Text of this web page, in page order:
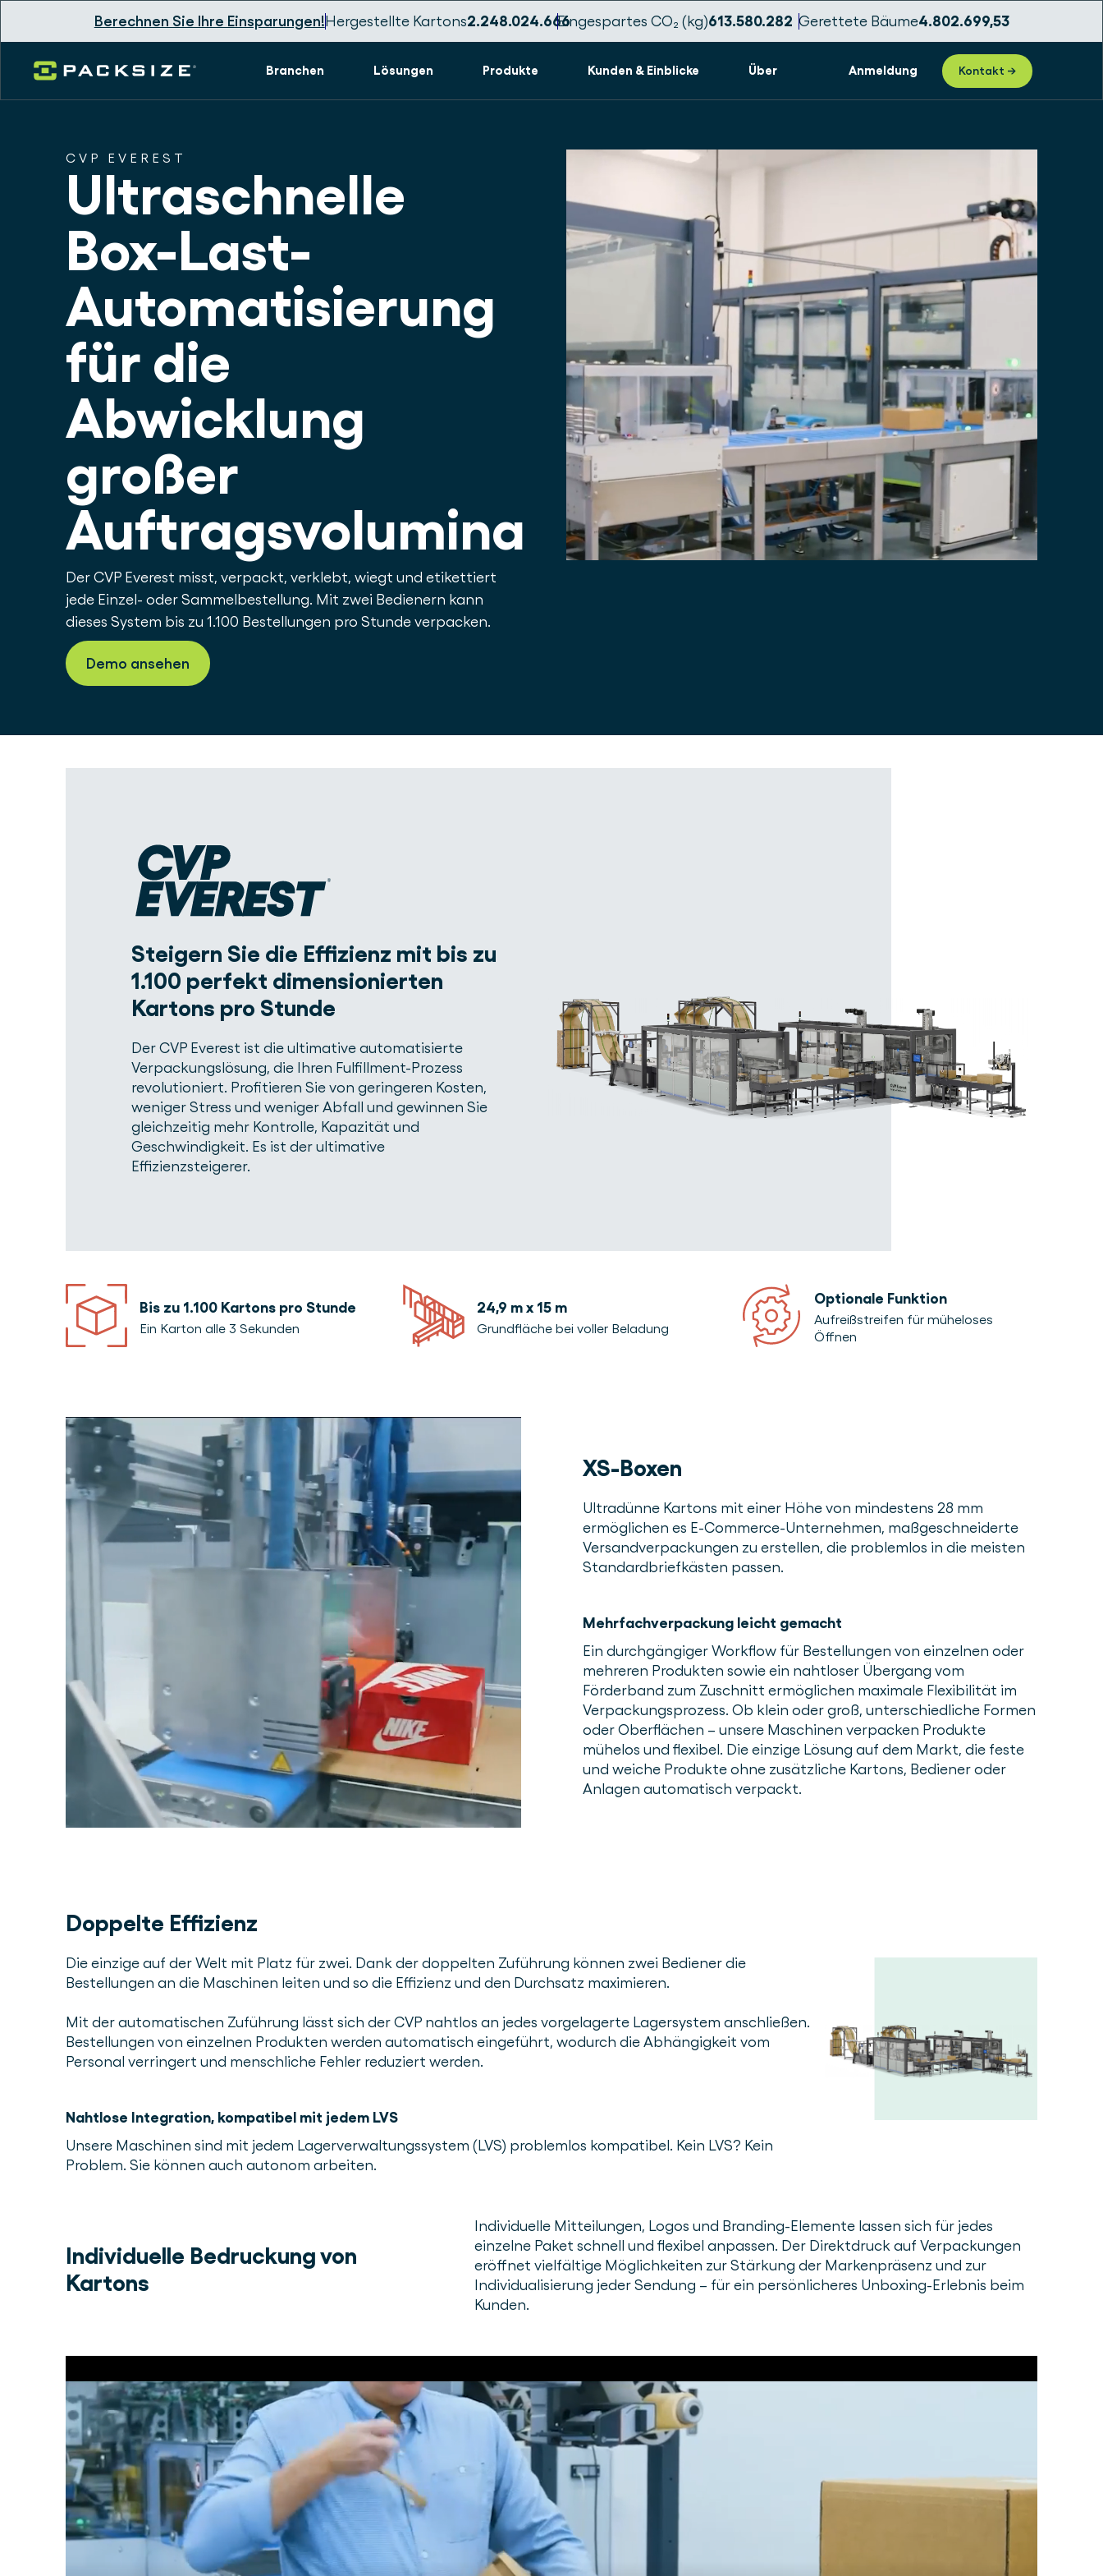
Berechnen Sie Ihre Einsparungen!Hergestellte Kartons2.248.024.680Eingespartes CO₂ (kg)613.580.286 Gerettete Bäume4.802.699,57
Branchen Lösungen Produkte Kunden & Einblicke Über Anmeldung Kontakt →
CVP EVEREST
Ultraschnelle
Box-Last-
Automatisierung
für die
Abwicklung
großer
Auftragsvolumina
Der CVP Everest misst, verpackt, verklebt, wiegt und etikettiert
jede Einzel- oder Sammelbestellung. Mit zwei Bedienern kann
dieses System bis zu 1.100 Bestellungen pro Stunde verpacken.
Demo ansehen
Steigern Sie die Effizienz mit bis zu
1.100 perfekt dimensionierten
Kartons pro Stunde
Der CVP Everest ist die ultimative automatisierte
Verpackungslösung, die Ihren Fulfillment-Prozess
revolutioniert. Profitieren Sie von geringeren Kosten,
weniger Stress und weniger Abfall und gewinnen Sie
gleichzeitig mehr Kontrolle, Kapazität und
Geschwindigkeit. Es ist der ultimative
Effizienzsteigerer.
Bis zu 1.100 Kartons pro Stunde
Ein Karton alle 3 Sekunden
24,9 m x 15 m
Grundfläche bei voller Beladung
Optionale Funktion
Aufreißstreifen für müheloses
Öffnen
XS-Boxen
Ultradünne Kartons mit einer Höhe von mindestens 28 mm
ermöglichen es E-Commerce-Unternehmen, maßgeschneiderte
Versandverpackungen zu erstellen, die problemlos in die meisten
Standardbriefkästen passen.
Mehrfachverpackung leicht gemacht
Ein durchgängiger Workflow für Bestellungen von einzelnen oder
mehreren Produkten sowie ein nahtloser Übergang vom
Förderband zum Zuschnitt ermöglichen maximale Flexibilität im
Verpackungsprozess. Ob klein oder groß, unterschiedliche Formen
oder Oberflächen – unsere Maschinen verpacken Produkte
mühelos und flexibel. Die einzige Lösung auf dem Markt, die feste
und weiche Produkte ohne zusätzliche Kartons, Bediener oder
Anlagen automatisch verpackt.
Doppelte Effizienz
Die einzige auf der Welt mit Platz für zwei. Dank der doppelten Zuführung können zwei Bediener die
Bestellungen an die Maschinen leiten und so die Effizienz und den Durchsatz maximieren.
Mit der automatischen Zuführung lässt sich der CVP nahtlos an jedes vorgelagerte Lagersystem anschließen.
Bestellungen von einzelnen Produkten werden automatisch eingeführt, wodurch die Abhängigkeit vom
Personal verringert und menschliche Fehler reduziert werden.
Nahtlose Integration, kompatibel mit jedem LVS
Unsere Maschinen sind mit jedem Lagerverwaltungssystem (LVS) problemlos kompatibel. Kein LVS? Kein
Problem. Sie können auch autonom arbeiten.
Individuelle Bedruckung von
Kartons
Individuelle Mitteilungen, Logos und Branding-Elemente lassen sich für jedes
einzelne Paket schnell und flexibel anpassen. Der Direktdruck auf Verpackungen
eröffnet vielfältige Möglichkeiten zur Stärkung der Markenpräsenz und zur
Individualisierung jeder Sendung – für ein persönlicheres Unboxing-Erlebnis beim
Kunden.